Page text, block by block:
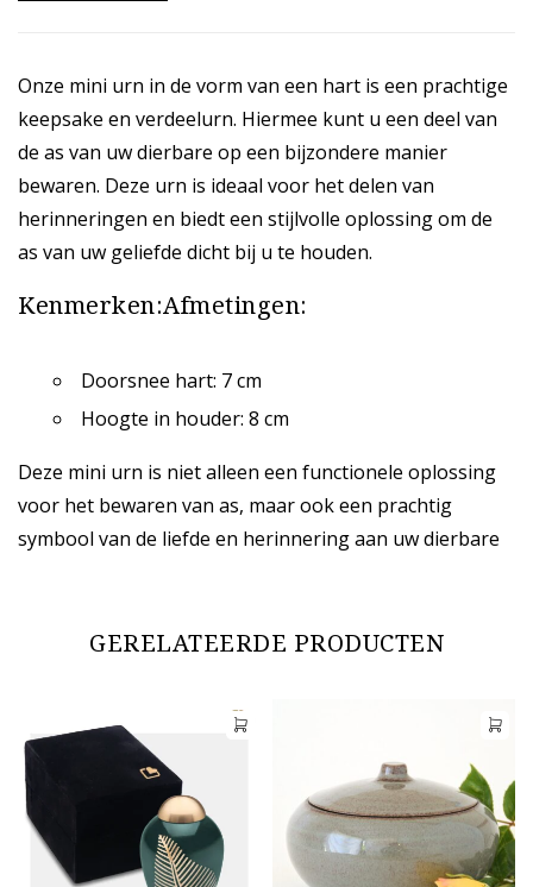
Onze mini urn in de vorm van een hart is een prachtige
keepsake en verdeelurn. Hiermee kunt u een deel van
de as van uw dierbare op een bijzondere manier
bewaren. Deze urn is ideaal voor het delen van
herinneringen en biedt een stijlvolle oplossing om de
as van uw geliefde dicht bij u te houden.
Kenmerken:Afmetingen:
Doorsnee hart: 7 cm
Hoogte in houder: 8 cm
Deze mini urn is niet alleen een functionele oplossing
voor het bewaren van as, maar ook een prachtig
symbool van de liefde en herinnering aan uw dierbare
GERELATEERDE PRODUCTEN